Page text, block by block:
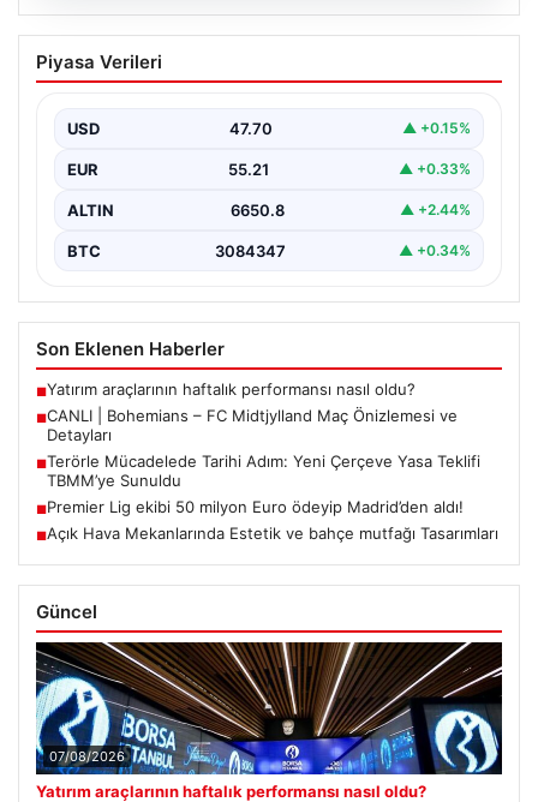
04.08.2026
Premier Lig ekibi 50 milyon Euro
ödeyip Madrid’den aldı!
Piyasa Verileri
USD 47.70 ▲ +0.15%
EUR 55.21 ▲ +0.33%
ALTIN 6650.8 ▲ +2.44%
BTC 3084347 ▲ +0.34%
Son Eklenen Haberler
■Yatırım araçlarının haftalık performansı nasıl oldu?
■CANLI | Bohemians – FC Midtjylland Maç Önizlemesi ve
Detayları
■Terörle Mücadelede Tarihi Adım: Yeni Çerçeve Yasa Teklifi
TBMM’ye Sunuldu
■Premier Lig ekibi 50 milyon Euro ödeyip Madrid’den aldı!
■Açık Hava Mekanlarında Estetik ve bahçe mutfağı Tasarımları
Güncel
07/08/2026
Yatırım araçlarının haftalık performansı nasıl oldu?